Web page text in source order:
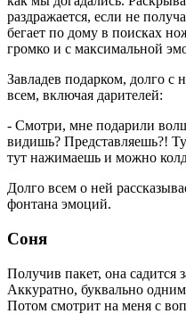
раздражается, если не
бегает по дому в поисках
громко и с максимальной
Завладев подарком, долго с
всем, включая дарителей:
- Смотри, мне подарили
видишь? Представляешь?!
тут нажимаешь и можно
Долго всем о ней
фонтана эмоций.
Соня
Получив пакет, она садится
Аккуратно, буквально одним
Потом смотрит на меня с